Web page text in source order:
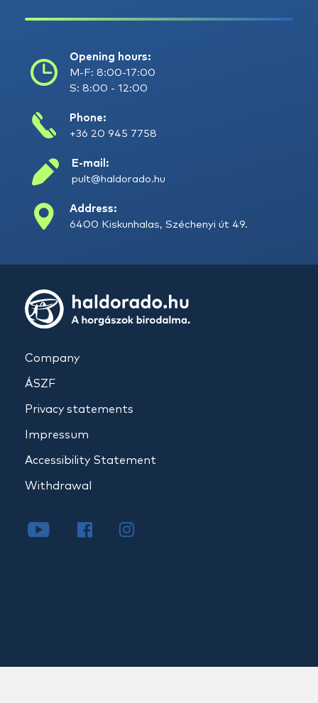
Opening hours:
M-F: 8:00-17:00
S: 8:00 - 12:00
Phone:
+36 20 945 7758
E-mail:
pult@haldorado.hu
Address:
6400 Kiskunhalas, Széchenyi út 49.
Company
ÁSZF
Privacy statements
Impressum
Accessibility Statement
Withdrawal